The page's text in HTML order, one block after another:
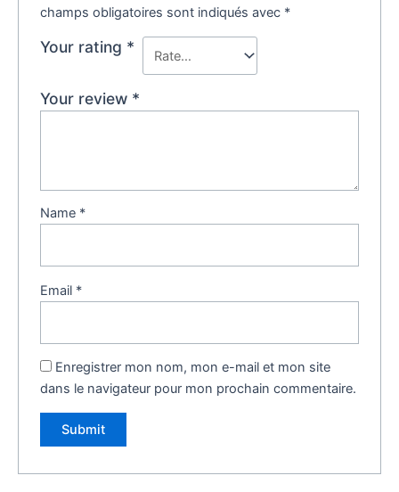
champs obligatoires sont indiqués avec *
Your rating *
Your review *
Name *
Email *
Enregistrer mon nom, mon e-mail et mon site
dans le navigateur pour mon prochain commentaire.